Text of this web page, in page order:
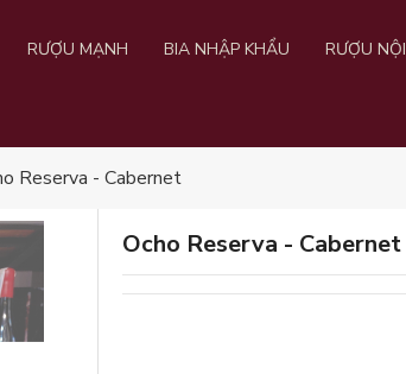
RƯỢU MẠNH BIA NHẬP KHẨU RƯỢU NỘI
Reserva - Cabernet
Ocho Reserva - Cabernet